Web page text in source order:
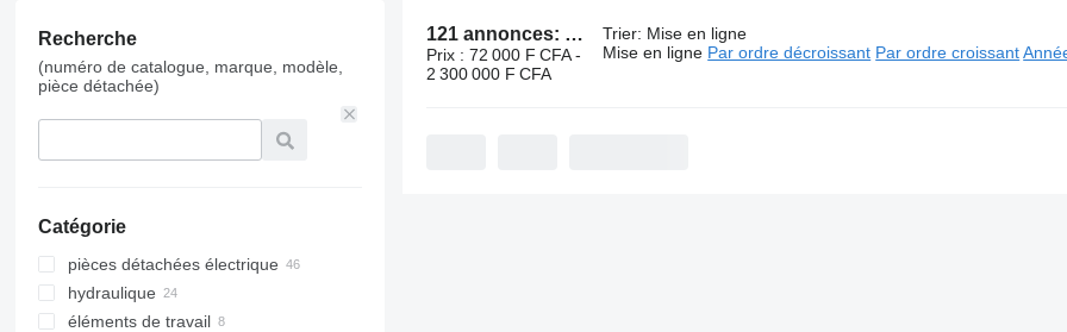
Recherche
(numéro de catalogue, marque, modèle,
pièce détachée)
Catégorie
pièces détachées électrique
câblages
câbles
hydraulique
tuyaux hydraulique
éléments de travail
121 annonces:
Pièces détachées HIAB
Prix : 72 000 F CFA -
2 300 000 F CFA
Trier: Mise en ligne
Mise en ligne Par ordre décroissant Par ordre croissant